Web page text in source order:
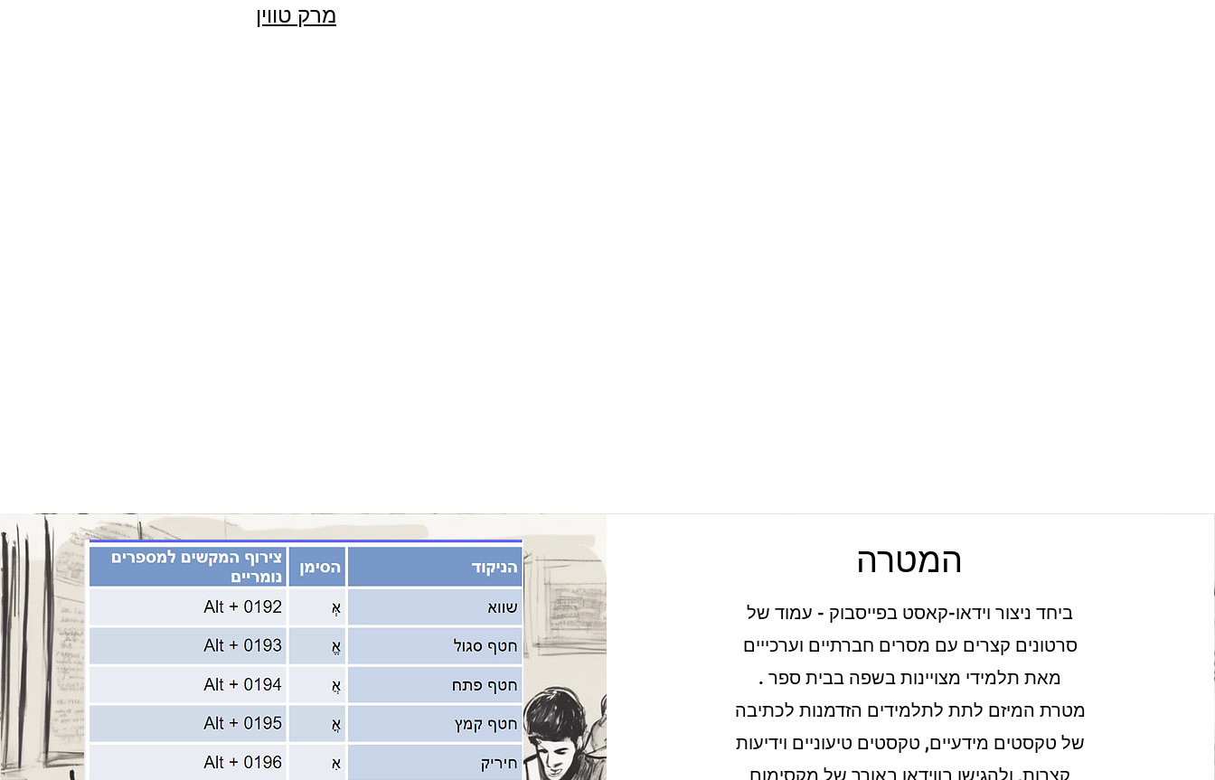
מרק טווין
המטרה
ביחד ניצור וידאו-קאסט בפייסבוק - עמוד של
סרטונים קצרים עם מסרים חברתיים וערכייים
מאת תלמידי מצויינות בשפה בבית ספר .
מטרת המיזם לתת לתלמידים הזדמנות לכתיבה
של טקסטים מידעיים, טקסטים טיעוניים וידיעות
קצרות, ולהגישן בווידאו באורך של מקסימום